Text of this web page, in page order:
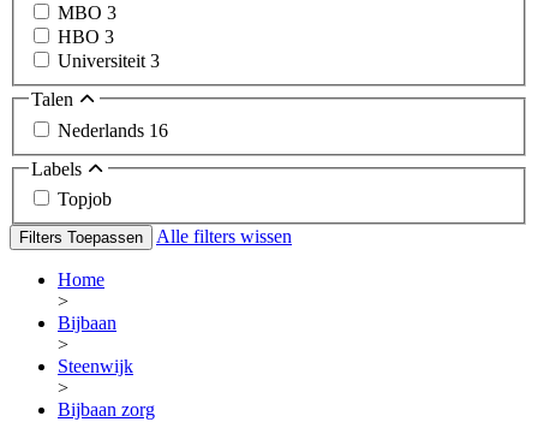
MBO 3
HBO 3
Universiteit 3
Talen
Nederlands 16
Labels
Topjob
Filters Toepassen Alle filters wissen
Home
>
Bijbaan
>
Steenwijk
>
Bijbaan zorg